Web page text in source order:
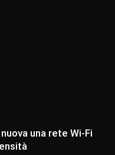
una rete Wi-Fi